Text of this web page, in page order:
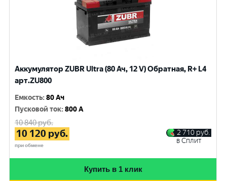
Аккумулятор ZUBR Ultra (80 Ач, 12 V) Обратная, R+ L4
арт.ZU800
Емкость:80 Ач
Пусковой ток:800 A
10 840руб.
10 120 руб.
при обмене
2 710 руб.
в Сплит
Купить в 1 клик